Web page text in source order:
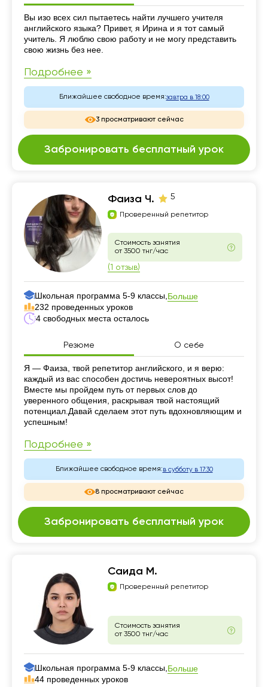
Резюме
Вы изо всех сил пытаетесь найти лучшего учителя
английского языка? Привет, я Ирина и я тот самый
учитель. Я люблю свою работу и не могу представить
свою жизнь без нее.
Подробнее »
Ближайшее свободное время:завтра в 18:00
3 просматривают сейчас
Забронировать бесплатный урок
Фаиза Ч. 5
Проверенный репетитор
Стоимость занятия
от 3500 тнг/час
(1 отзыв)
Школьная программа 5-9 классы, Больше
232 проведенных уроков
4 свободных места осталось
Резюме О себе
Резюме
Я — Фаиза, твой репетитор английского, и я верю:
каждый из вас способен достичь невероятных высот!
Вместе мы пройдем путь от первых слов до
уверенного общения, раскрывая твой настоящий
потенциал.Давай сделаем этот путь вдохновляющим и
успешным!
Подробнее »
Ближайшее свободное время:в субботу в 17:30
8 просматривают сейчас
Забронировать бесплатный урок
Саида М.
Проверенный репетитор
Стоимость занятия
от 3500 тнг/час
Школьная программа 5-9 классы, Больше
44 проведенных уроков